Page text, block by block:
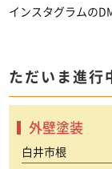
インスタグラムの
ただいま進行
外壁塗装
白井市根